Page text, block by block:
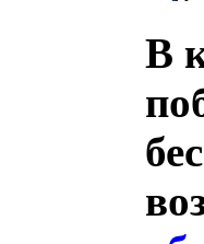
В